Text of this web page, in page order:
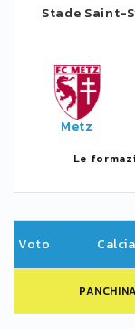
Stade Saint-
Metz
Le
Voto
PANCHINA